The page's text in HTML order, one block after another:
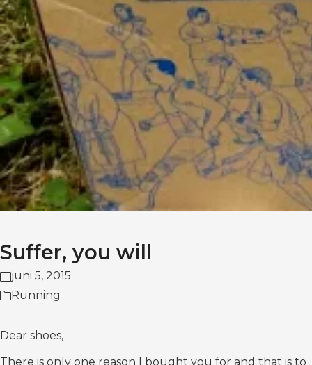
Suffer, you will
juni 5, 2015
Running
Dear shoes,
There is only one reason I bought you for and that is to